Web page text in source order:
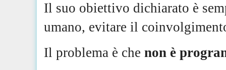
Il suo obiettivo dichiarato è
umano, evitare il
Il problema è chenon è